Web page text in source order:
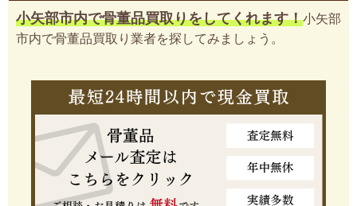
小矢部市内で骨董品買取りをしてくれます！小矢部
市内で骨董品買取り業者を探してみましょう。